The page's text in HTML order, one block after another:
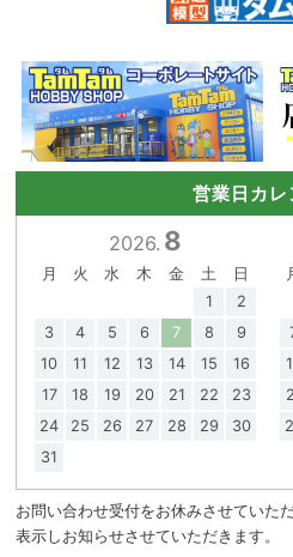
営業日カレ
2026. 8
月 火 水 木 金 土
日
1
2
3
4 5 6 7 8
9
10
11 12 13 14 15
16
17
18 19 20 21 22
23
24
25 26 27 28 29
30
31
お問い合わせ受付をお休みさせていた
表示しお知らせさせていただきます。